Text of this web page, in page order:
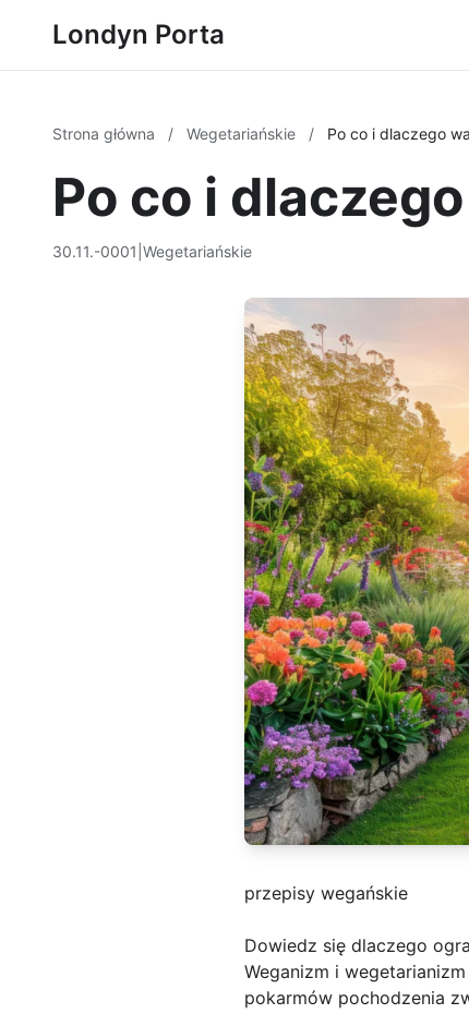
Londyn Porta
Strona główna / Wegetariańskie / Po co i dlaczego
Po co i
30.11.-0001 Wegetariańskie
przepisy wegańskie
Dowiedz się dlaczego
Weganizm i
pokarmów pochodzenia